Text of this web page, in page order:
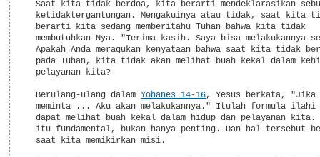
Saat kita tidak berdoa, kita berarti mendeklarasikan
ketidaktergantungan. Mengakuinya atau tidak, saat kita
  berarti kita sedang memberitahu Tuhan bahwa kita tidak
membutuhkan-Nya. "Terima kasih. Saya bisa melakukannya
Apakah Anda meragukan kenyataan bahwa saat kita tidak
pada Tuhan, kita tidak akan melihat buah kekal dalam
  pelayanan kita?
  Berulang-ulang dalam
Yohanes 14-16, Yesus berkata, "Jika
meminta ... Aku akan melakukannya." Itulah formula ilahi
dapat melihat buah kekal dalam hidup dan pelayanan kita.
itu fundamental, bukan hanya penting. Dan hal tersebut
  saat kita memikirkan misi.